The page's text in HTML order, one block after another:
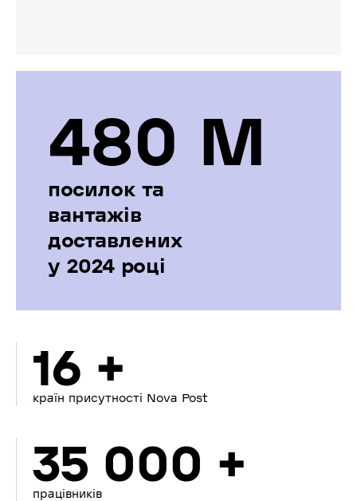
480 М
посилок та
вантажів
доставлених
у 2024 році
16 +
країн присутності Nova Post
35 000 +
працівників